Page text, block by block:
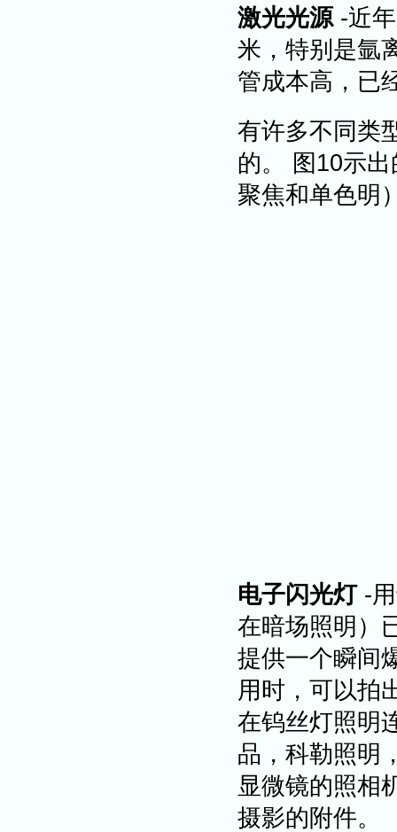
激光光源-近年
米，特别是氩
管成本高，已
有许多不同类
的。 图10示
聚焦和单色明
电子闪光灯-用
在暗场照明）
提供一个瞬间
用时，可以拍
在钨丝灯照明
品，科勒照明
显微镜的照相
摄影的附件。